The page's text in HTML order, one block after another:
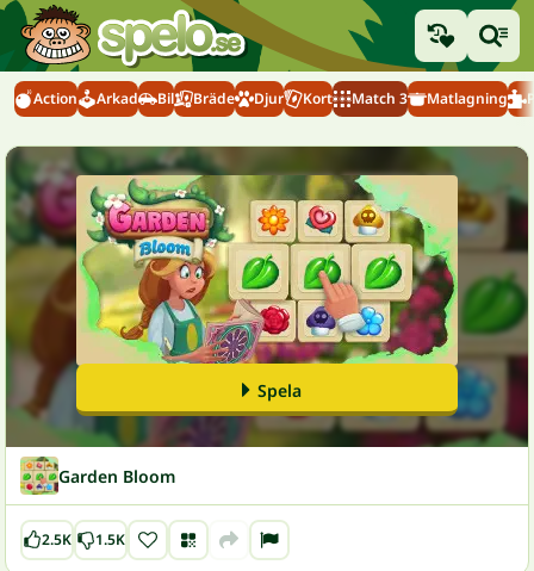
Action Arkad Bil Bräde Djur Kort Match 3 Matlagning
Spela
Garden Bloom
2.5K 1.5K